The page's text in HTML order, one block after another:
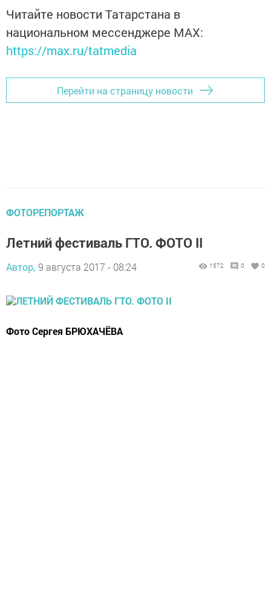
Читайте новости Татарстана в
национальном мессенджере MАХ:
https://max.ru/tatmedia
Перейти на страницу новости
ФОТОРЕПОРТАЖ
Летний фестиваль ГТО. ФОТО II
Автор, 9 августа 2017 - 08:24 1572 0 0
Фото Сергея БРЮХАЧЁВА